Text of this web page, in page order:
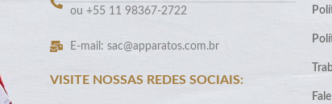
ou +55 11 98367-2722
E-mail: sac@apparatos.com.br
VISITE NOSSAS REDES SOCIAIS: